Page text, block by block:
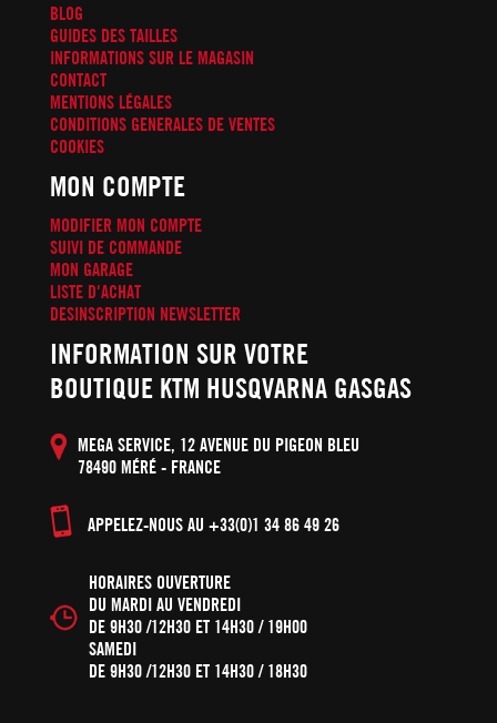
BLOG
GUIDES DES TAILLES
INFORMATIONS SUR LE MAGASIN
CONTACT
MENTIONS LÉGALES
CONDITIONS GENERALES DE VENTES
COOKIES
MON COMPTE
MODIFIER MON COMPTE
SUIVI DE COMMANDE
MON GARAGE
LISTE D'ACHAT
DESINSCRIPTION NEWSLETTER
INFORMATION SUR VOTRE
BOUTIQUE KTM HUSQVARNA GASGAS
MEGA SERVICE, 12 AVENUE DU PIGEON BLEU
78490 MÉRÉ - FRANCE
APPELEZ-NOUS AU +33(0)1 34 86 49 26
HORAIRES OUVERTURE
DU MARDI AU VENDREDI
DE 9H30 /12H30 ET 14H30 / 19H00
SAMEDI
DE 9H30 /12H30 ET 14H30 / 18H30